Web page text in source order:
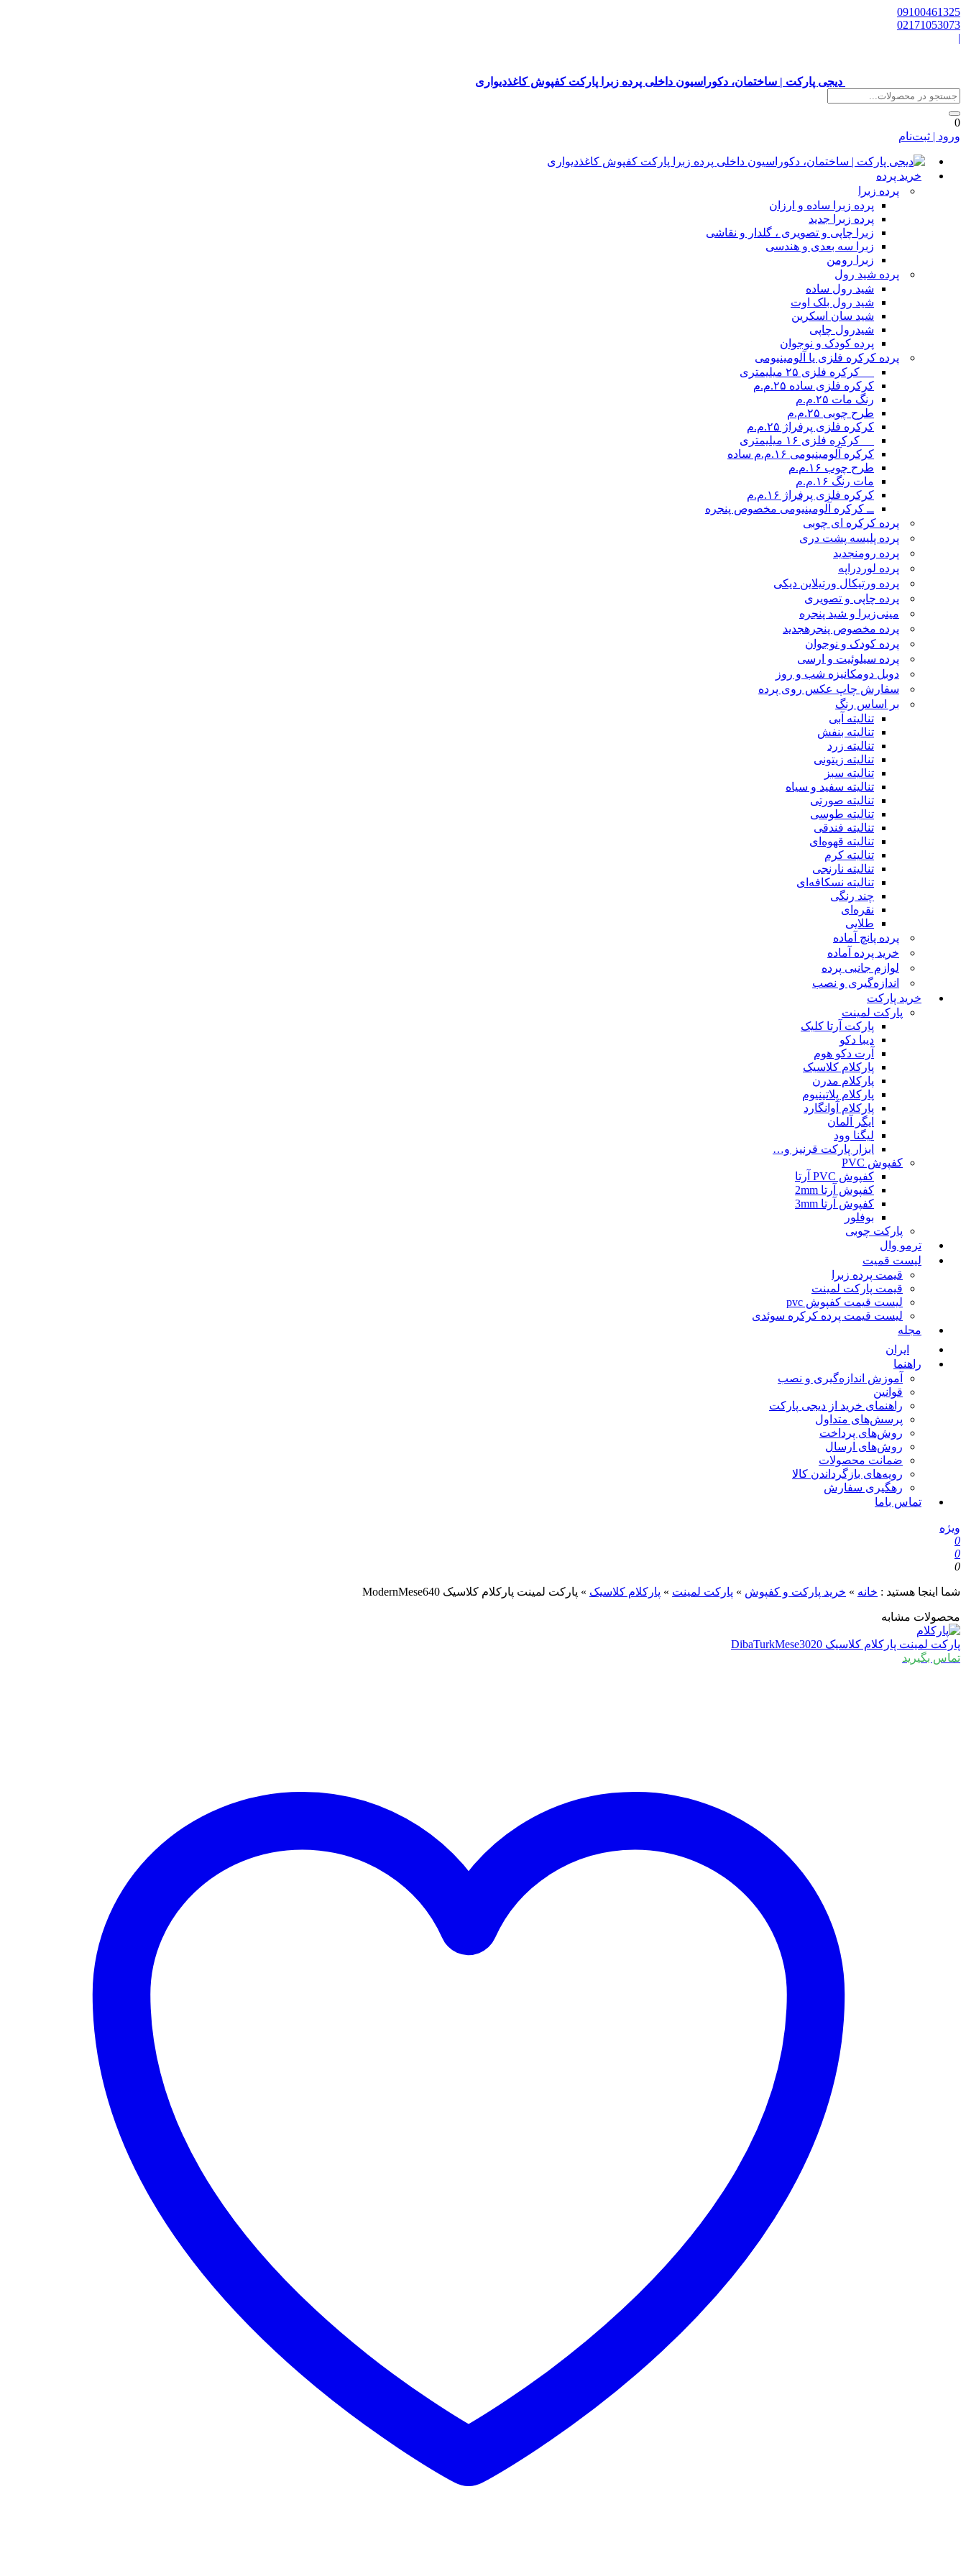
09100461325
02171053073
|
دیجی پارکت | ساختمان، دکوراسیون داخلی پرده زبرا پارکت کفپوش کاغذدیواری
0
ورود | ثبت‌نام
خرید پرده
پرده زبرا
پرده زبرا ساده و ارزان
پرده زبرا جدید
زبرا چاپی و تصویری ، گلدار و نقاشی
زبرا سه بعدی و هندسی
زبرا رومن
پرده شید رول
شید رول ساده
شید رول بلک اوت
شید سان اسکرین
شیدرول چاپی
پرده کودک و نوجوان
پرده کرکره فلزی یا آلومینیومی
__ کرکره فلزی ۲۵ میلیمتری
کرکره فلزی ساده ۲۵.م.م
رنگ مات ۲۵.م.م
طرح چوبی ۲۵.م.م
کرکره فلزی پرفراژ ۲۵.م.م
__ کرکره فلزی ۱۶ میلیمتری
کرکره آلومینیومی ۱۶.م.م ساده
طرح چوب ۱۶.م.م
مات رنگ ۱۶.م.م
کرکره فلزی پرفراژ ۱۶.م.م
ــ کرکره آلومینیومی مخصوص پنجره
پرده کرکره ای چوبی
پرده پلیسه پشت دری
پرده رومنجدید
پرده لوردراپه
پرده ورتیکال ورتیلاین دیکی
پرده چاپی و تصویری
مینی‌زبرا و شید پنجره
پرده مخصوص پنجرهجدید
پرده کودک و نوجوان
پرده سیلوئیت و ارسی
دوبل دومکانیزه شب و روز
سفارش چاپ عکس روی پرده
بر اساس رنگ
تنالیته آبی
تنالیته بنفش
تنالیته زرد
تنالیته زیتونی
تنالیته سبز
تنالیته سفید و سیاه
تنالیته صورتی
تنالیته طوسی
تنالیته فندقی
تنالیته قهوه‌ای
تنالیته کرم
تنالیته نارنجی
تنالیته نسکافه‌ای
چند رنگی
نقره‌ای
طلایی
پرده پانچ آماده
خرید پرده آماده
لوازم جانبی پرده
اندازه‌گیری و نصب
خرید پارکت
پارکت لمینت
پارکت آرتا کلیک
دیبا دکو
آرت دکو هوم
پارکلام کلاسیک
پارکلام مدرن
پارکلام پلاتینیوم
پارکلام آوانگارد
ایگر آلمان
لیگنا وود
ابزار پارکت قرنیز و…
کفپوش PVC
کفپوش PVC آرتا
کفپوش آرتا 2mm
کفپوش آرتا 3mm
بوفلور
پارکت چوبی
ترمو وال
لیست قمیت
قیمت پرده زبرا
قیمت پارکت لمینت
لیست قیمت کفپوش pvc
لیست قیمت پرده کرکره سوئدی
مجله
ایران
راهنما
آموزش اندازه‌گیری و نصب
قوانین
راهنمای خرید از دیجی پارکت
پرسش‌های متداول
روش‌های پرداخت
روش‌های ارسال
ضمانت محصولات
رویه‌های بازگرداندن کالا
رهگیری سفارش
تماس باما
ویژه
0
0
0
شما اینجا هستید : خانه » خرید پارکت و کفپوش » پارکت لمینت » پارکلام کلاسیک » پارکت لمینت پارکلام کلاسیک ModernMese640
محصولات مشابه
پارکت لمینت پارکلام کلاسیک DibaTurkMese3020
تماس بگیرید